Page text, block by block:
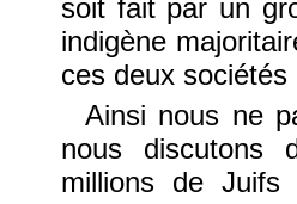
soit fait par un
indigène
ces deux sociétés
Ainsi nous ne
nous discutons
millions de Juifs